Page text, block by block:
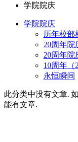
学院院庆
学院院庆
历年校部
20周年院
20周年院
10周年（
永恒瞬间
此分类中没有文章.
能有文章.